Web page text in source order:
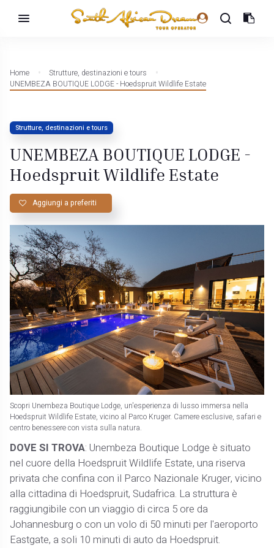
Home
Strutture, destinazioni e tours
UNEMBEZA BOUTIQUE LODGE - Hoedspruit Wildlife Estate
Strutture, destinazioni e tours
UNEMBEZA BOUTIQUE LODGE -
Hoedspruit Wildlife Estate
Aggiungi a preferiti
Scopri Unembeza Boutique Lodge, un'esperienza di lusso immersa nella
Hoedspruit Wildlife Estate, vicino al Parco Kruger. Camere esclusive, safari e
centro benessere con vista sulla natura.
DOVE SI TROVA: Unembeza Boutique Lodge è situato
nel cuore della Hoedspruit Wildlife Estate, una riserva
privata che confina con il Parco Nazionale Kruger, vicino
alla cittadina di Hoedspruit, Sudafrica. La struttura è
raggiungibile con un viaggio di circa 5 ore da
Johannesburg o con un volo di 50 minuti per l'aeroporto
Eastgate, a soli 10 minuti di auto da Hoedspruit.